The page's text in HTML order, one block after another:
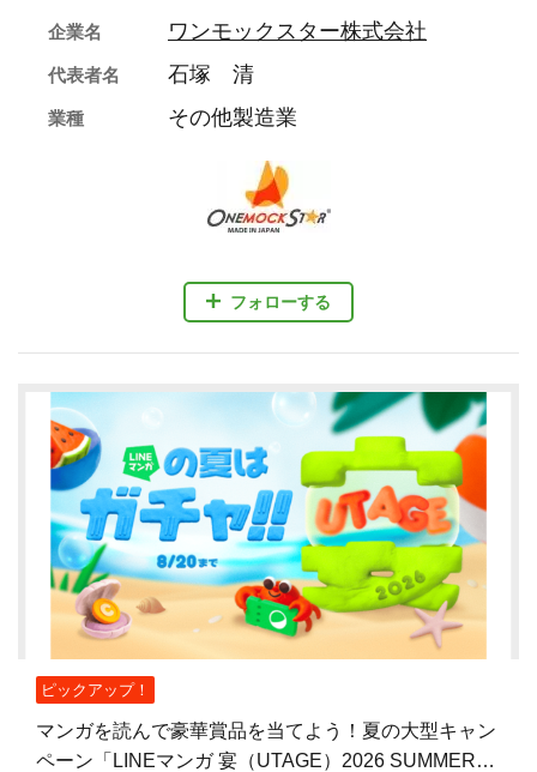
フォローする
企業名 ワンモックスター株式会社
代表者名 石塚 清
業種 その他製造業
ピックアップ！
マンガを読んで豪華賞品を当てよう！夏の大型キャン
ペーン「LINEマンガ 宴（UTAGE）2026 SUMMER」